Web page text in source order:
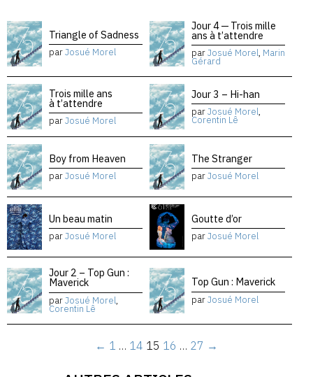
Triangle of Sadness
parJosué Morel
Jour 4 — Trois mille
ans à t’attendre
parJosué Morel, Marin
Gérard
Trois mille ans
à t’attendre
parJosué Morel
Jour 3 – Hi-han
parJosué Morel,
Corentin Lê
Boy from Heaven
parJosué Morel
The Stranger
parJosué Morel
Un beau matin
parJosué Morel
Goutte d’or
parJosué Morel
Jour 2 – Top Gun :
Maverick
parJosué Morel,
Corentin Lê
Top Gun : Maverick
parJosué Morel
← 1 … 14 15 16 … 27 →